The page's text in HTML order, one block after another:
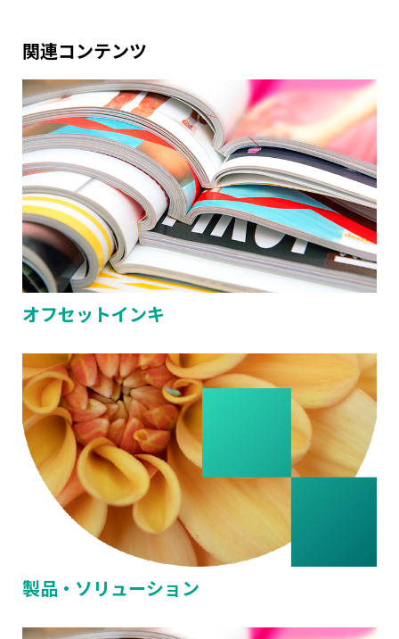
関連コンテンツ
オフセットインキ
製品・ソリューション